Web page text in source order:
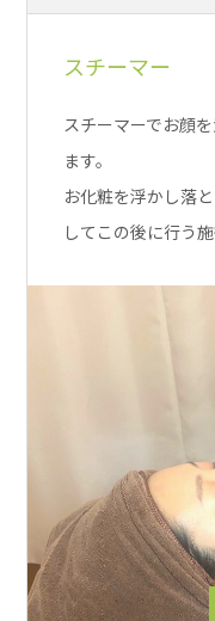
スチーマー
スチーマーでお顔
ます。
お化粧を浮かし落
してこの後に行う
クレンジング&
スキンケアブラン
用。美容のプロや
の女性に愛用され
ドです。
き、お肌を清潔な
準備をします。
角栓処理
毛穴の角栓を浮き
を載せて温めていき
超音波毛穴洗浄
超音波洗浄機を使
ていきます。
肌の上を優しく滑
ません。
モデリングマス
お肌に必要なミネ
ロン酸(保湿)、ヒト
イン・カンゾウ根
解コラーゲン(肌の